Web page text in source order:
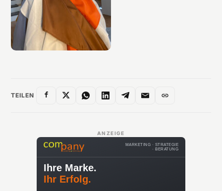
TEILEN
ANZEIGE
MARKETING · STRATEGIE
· BERATUNG
Ihre Marke.
Ihr Erfolg.